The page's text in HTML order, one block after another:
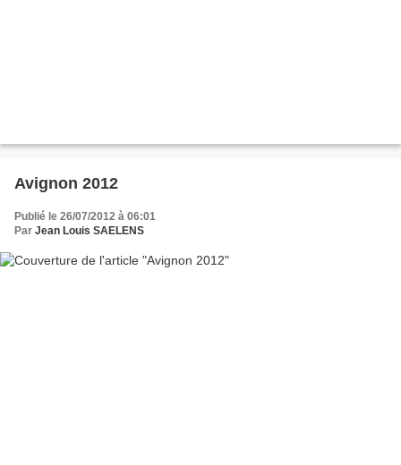
Avignon 2012
Publié le 26/07/2012 à 06:01
Par Jean Louis SAELENS